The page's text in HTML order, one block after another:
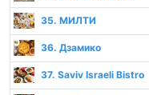
35. МИЛТИ
36. Дзамико
37. Saviv Israeli Bistro